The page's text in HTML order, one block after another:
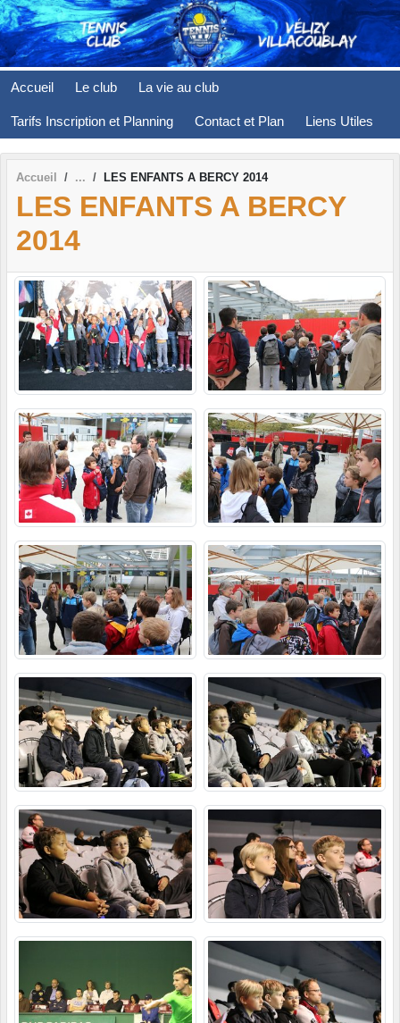
Accueil Le club La vie au club
Tarifs Inscription et Planning Contact et Plan Liens Utiles
Accueil LES ENFANTS A BERCY 2014
LES ENFANTS A BERCY
2014
Panneau de gestion des cookies